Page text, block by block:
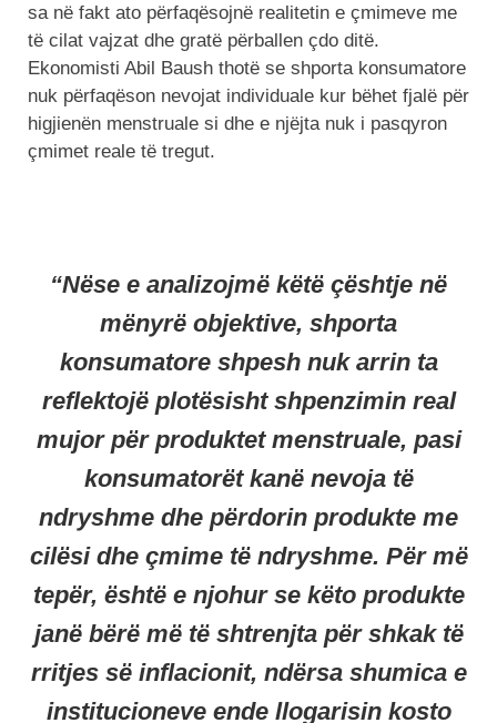
sa në fakt ato përfaqësojnë realitetin e çmimeve me
të cilat vajzat dhe gratë përballen çdo ditë.
Ekonomisti Abil Baush thotë se shporta konsumatore
nuk përfaqëson nevojat individuale kur bëhet fjalë për
higjienën menstruale si dhe e njëjta nuk i pasqyron
çmimet reale të tregut.
“Nëse e analizojmë këtë çështje në
mënyrë objektive, shporta
konsumatore shpesh nuk arrin ta
reflektojë plotësisht shpenzimin real
mujor për produktet menstruale, pasi
konsumatorët kanë nevoja të
ndryshme dhe përdorin produkte me
cilësi dhe çmime të ndryshme. Për më
tepër, është e njohur se këto produkte
janë bërë më të shtrenjta për shkak të
rritjes së inflacionit, ndërsa shumica e
institucioneve ende llogarisin kosto